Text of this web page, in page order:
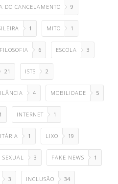
DO CANCELAMENTO 9
1 MITO 1
FILOSOFIA 6 ESCOLA 3
21 ISTS 2
4 MOBILIDADE 5
1 INTERNET 1
1 LIXO 19
SEXUAL 3 FAKE NEWS 1
3 INCLUSÃO 34